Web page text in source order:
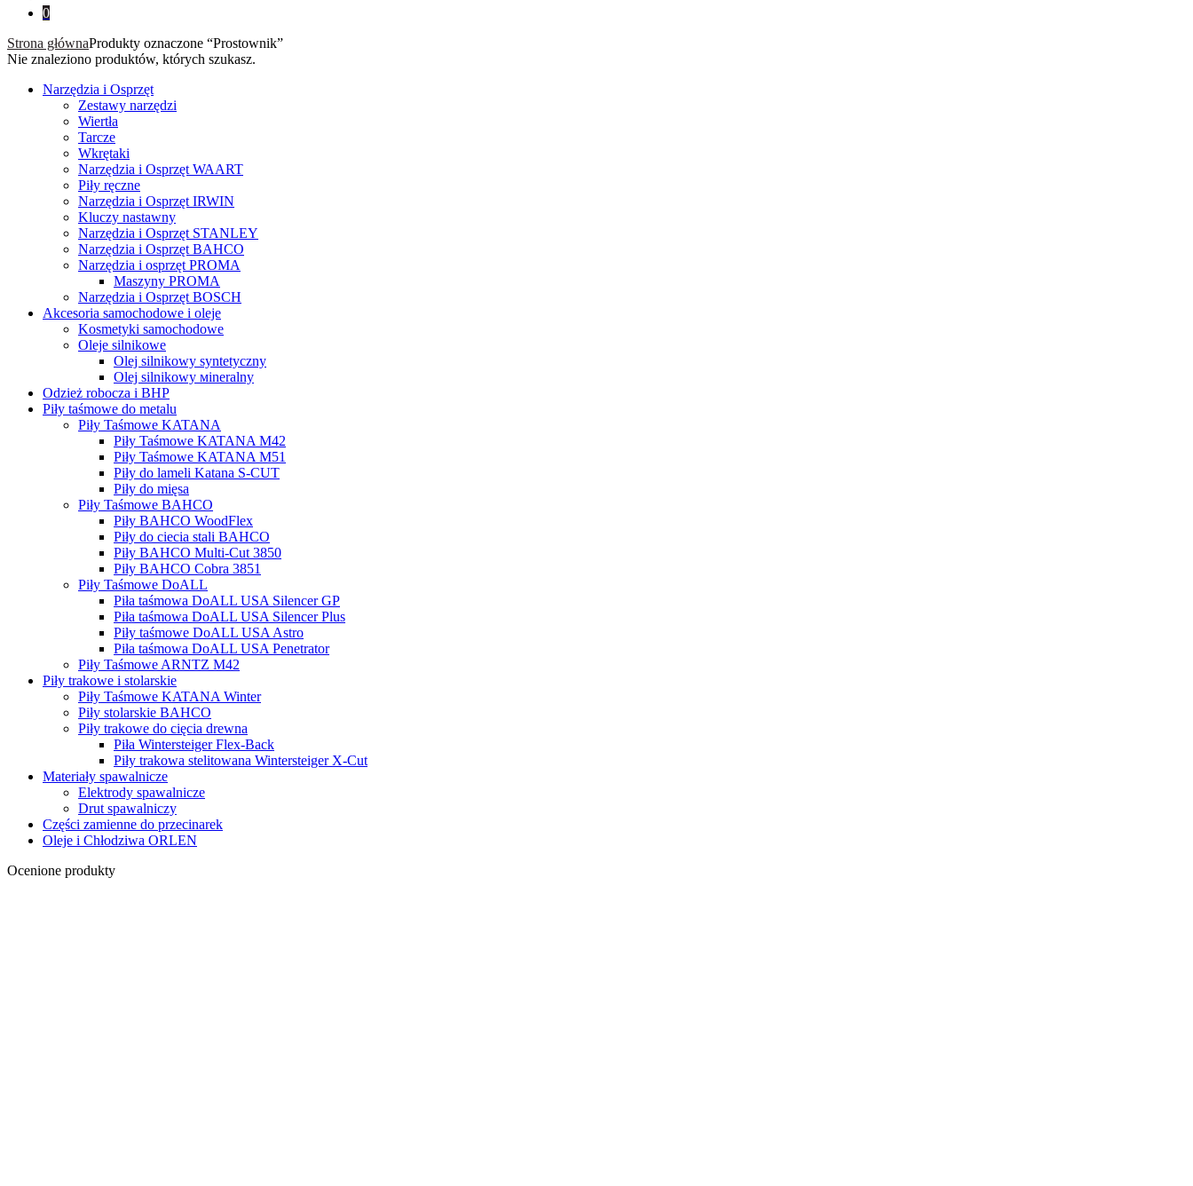
0
Strona głównaProdukty oznaczone “Prostownik”
Nie znaleziono produktów, których szukasz.
Narzędzia i Osprzęt
Zestawy narzędzi
Wiertła
Tarcze
Wkrętaki
Narzędzia i Osprzęt WAART
Piły ręczne
Narzędzia i Osprzęt IRWIN
Kluczy nastawny
Narzędzia i Osprzęt STANLEY
Narzędzia i Osprzęt BAHCO
Narzędzia i osprzęt PROMA
Maszyny PROMA
Narzędzia i Osprzęt BOSCH
Akcesoria samochodowe i oleje
Kosmetyki samochodowe
Oleje silnikowe
Olej silnikowy syntetyczny
Оlej silnikowy мineralny
Odzież robocza i BHP
Piły taśmowe do metalu
Piły Taśmowe KATANA
Piły Taśmowe KATANA M42
Piły Taśmowe KATANA M51
Piły do lameli Katana S-CUT
Piły do mięsa
Piły Taśmowe BAHCO
Piły BAHCO WoodFlex
Piły do ciecia stali BAHCO
Piły BAHCO Multi-Cut 3850
Piły BAHCO Cobra 3851
Piły Taśmowe DoALL
Piła taśmowa DoALL USA Silencer GP
Piła taśmowa DoALL USA Silencer Plus
Piły taśmowe DoALL USA Astro
Piła taśmowa DoALL USA Penetrator
Piły Taśmowe ARNTZ M42
Piły trakowe i stolarskie
Piły Taśmowe KATANA Winter
Piły stolarskie BAHCO
Piły trakowe do cięcia drewna
Piła Wintersteiger Flex-Back
Piły trakowa stelitowana Wintersteiger X-Cut
Materiały spawalnicze
Elektrody spawalnicze
Drut spawalniczy
Części zamienne do przecinarek
Oleje i Chłodziwa ORLEN
Ocenione produkty